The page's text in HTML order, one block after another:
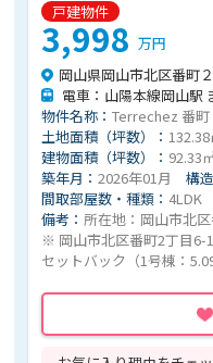
戸建物件
3,998万円
岡山県岡山市北区番町
電車：山陽本線岡山駅
物件名称：Terrechez 番町
土地面積（坪数）：
建物面積（坪数）： 92.33
築年月：2026年01月 構
間取部屋数・種類： 4LDK
備考：所在地：岡山市北
※ 岡山市北区番町2丁目6-
セットバック（1号棟：